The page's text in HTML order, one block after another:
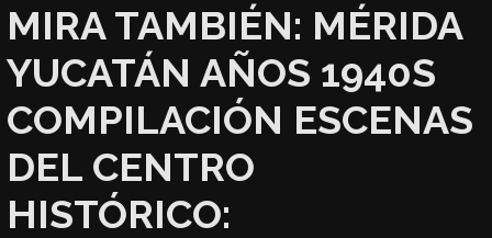
MIRA TAMBIÉN: MÉRIDA
YUCATÁN AÑOS 1940S
COMPILACIÓN ESCENAS
DEL CENTRO
HISTÓRICO: